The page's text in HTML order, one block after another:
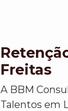
Freitas
A BBM
Talentos em